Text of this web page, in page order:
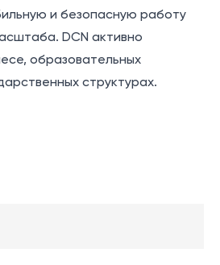
и безопасную работу
DCN активно
образовательных
структурах.